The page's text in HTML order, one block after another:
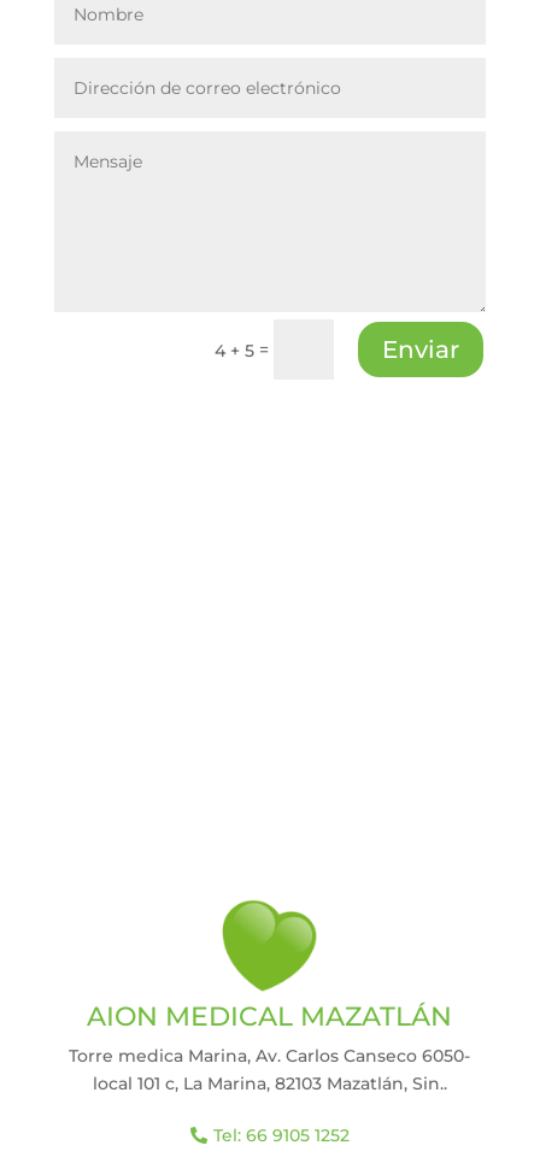
4 + 5 = Enviar
AION MEDICAL MAZATLÁN
Torre medica Marina, Av. Carlos Canseco 6050-
local 101 c, La Marina, 82103 Mazatlán, Sin..
Tel: 66 9105 1252